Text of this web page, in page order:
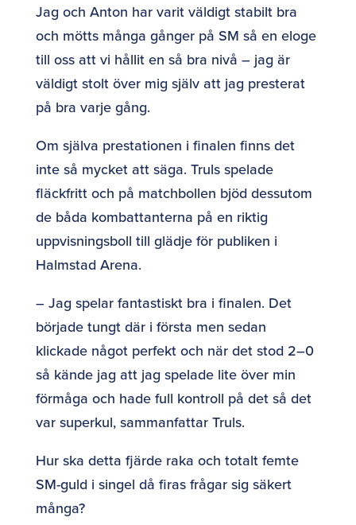
Jag och Anton har varit väldigt stabilt bra
och mötts många gånger på SM så en eloge
till oss att vi hållit en så bra nivå – jag är
väldigt stolt över mig själv att jag presterat
på bra varje gång.
Om själva prestationen i finalen finns det
inte så mycket att säga. Truls spelade
fläckfritt och på matchbollen bjöd dessutom
de båda kombattanterna på en riktig
uppvisningsboll till glädje för publiken i
Halmstad Arena.
– Jag spelar fantastiskt bra i finalen. Det
började tungt där i första men sedan
klickade något perfekt och när det stod 2–0
så kände jag att jag spelade lite över min
förmåga och hade full kontroll på det så det
var superkul, sammanfattar Truls.
Hur ska detta fjärde raka och totalt femte
SM-guld i singel då firas frågar sig säkert
många?